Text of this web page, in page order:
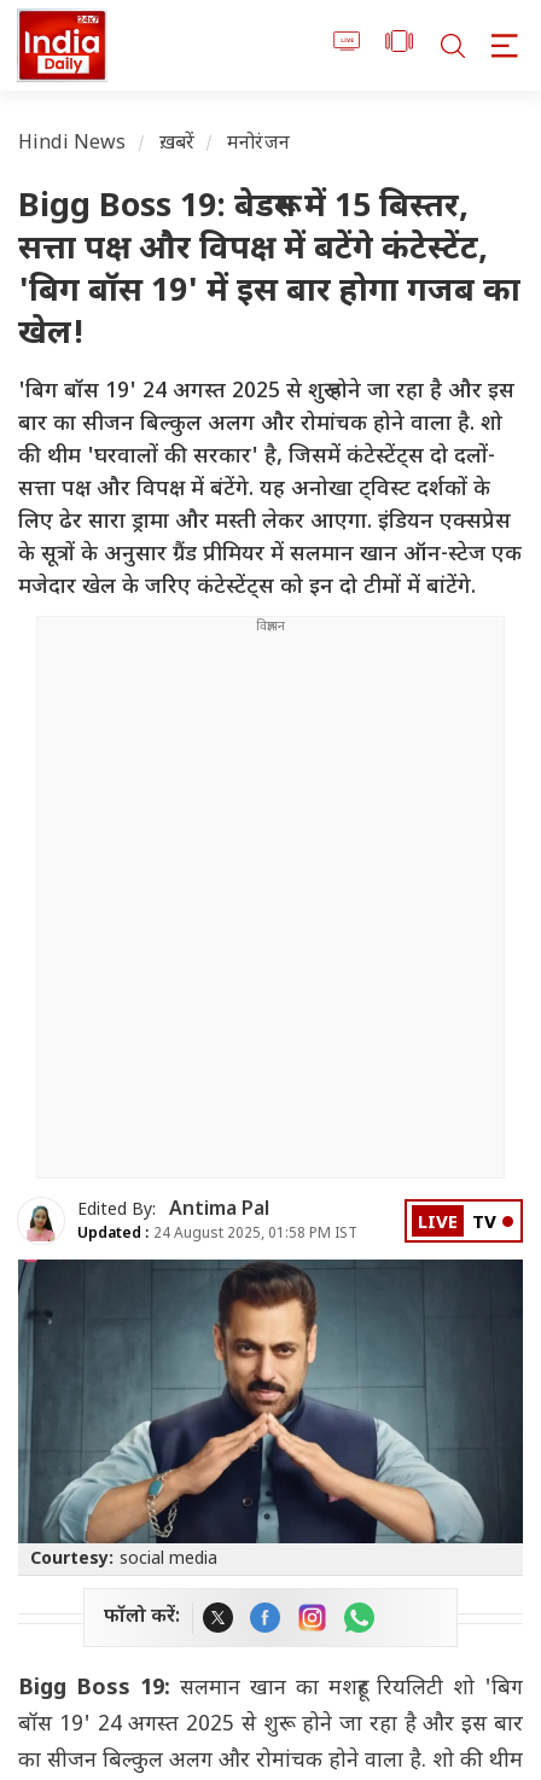
Hindi News ख़बरें मनोरंजन
Bigg Boss 19: बेडरूम में 15 बिस्‍तर,
सत्ता पक्ष और विपक्ष में बटेंगे कंटेस्टेंट,
'ब‍िग बॉस 19' में इस बार होगा गजब का
खेल!
'बिग बॉस 19' 24 अगस्त 2025 से शुरू होने जा रहा है और इस
बार का सीजन बिल्कुल अलग और रोमांचक होने वाला है. शो
की थीम 'घरवालों की सरकार' है, जिसमें कंटेस्टेंट्स दो दलों-
सत्ता पक्ष और विपक्ष में बंटेंगे. यह अनोखा ट्विस्ट दर्शकों के
लिए ढेर सारा ड्रामा और मस्ती लेकर आएगा. इंडियन एक्सप्रेस
के सूत्रों के अनुसार ग्रैंड प्रीमियर में सलमान खान ऑन-स्टेज एक
मजेदार खेल के जरिए कंटेस्टेंट्स को इन दो टीमों में बांटेंगे.
Edited By: Antima Pal
Updated : 24 August 2025, 01:58 PM IST LIVE TV
Courtesy: social media
फॉलो करें:
Bigg Boss 19: सलमान खान का मशहूर रियलिटी शो 'बिग
बॉस 19' 24 अगस्त 2025 से शुरू होने जा रहा है और इस बार
का सीजन बिल्कुल अलग और रोमांचक होने वाला है. शो की थीम